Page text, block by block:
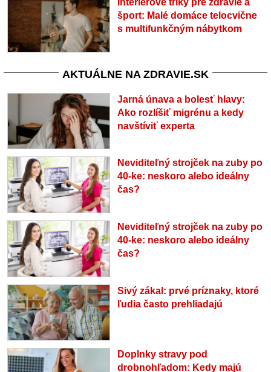
šport: Malé domáce telocvične
s multifunkčným nábytkom
AKTUÁLNE NA ZDRAVIE.SK
Jarná únava a bolesť hlavy:
Ako rozlíšiť migrénu a kedy
navštíviť experta
Neviditeľný strojček na zuby po
40-ke: neskoro alebo ideálny
čas?
Neviditeľný strojček na zuby po
40-ke: neskoro alebo ideálny
čas?
Sivý zákal: prvé príznaky, ktoré
ľudia často prehliadajú
Doplnky stravy pod
drobnohľadom: Kedy majú